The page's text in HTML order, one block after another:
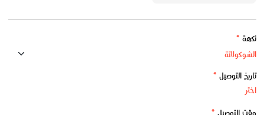
نكهة *
تاريخ التوصيل *
وقت التوصيل *